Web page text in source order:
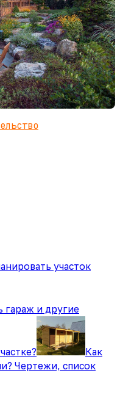
участок
гараж и другие
Как
Чертежи, список